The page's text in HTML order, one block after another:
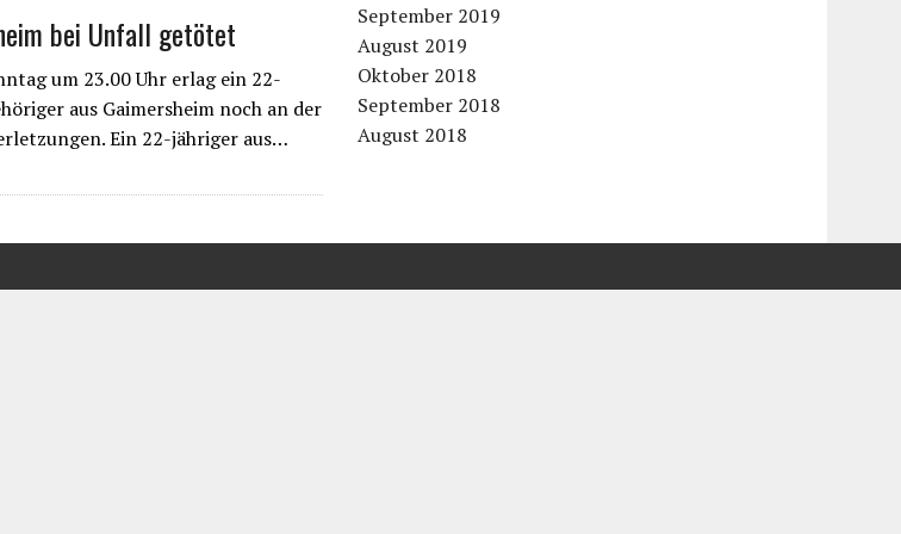
bei Unfall getötet
um 23.00 Uhr erlag ein 22-
aus Gaimersheim noch an der
Ein 22-jähriger aus…
September 2019
August 2019
Oktober 2018
September 2018
August 2018